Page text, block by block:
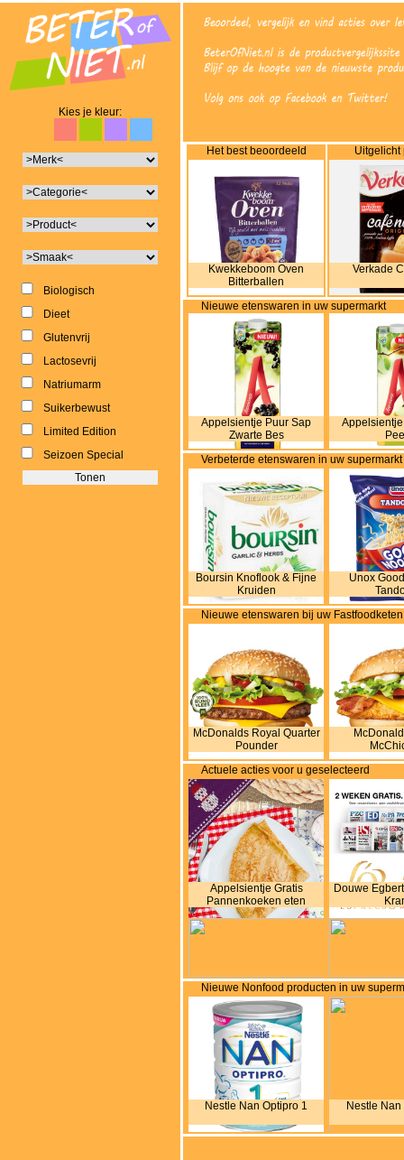
Kies je kleur:
Biologisch
Dieet
Glutenvrij
Lactosevrij
Natriumarm
Suikerbewust
Limited Edition
Seizoen Special
Het best beoordeeld
Kwekkeboom Oven
Bitterballen
Uitgelicht
Verkade
Nieuwe etenswaren in uw supermarkt
Appelsientje Puur Sap
Zwarte Bes
Verbeterde etenswaren in uw supermarkt
Boursin Knoflook & Fijne
Kruiden
Unox
Nieuwe etenswaren bij uw Fastfoodketen
McDonalds Royal Quarter
Pounder
Actuele acties voor u geselecteerd
Appelsientje Gratis
Pannenkoeken eten
Douwe
Nieuwe Nonfood producten in uw
Nestle Nan Optipro 1 Nestle